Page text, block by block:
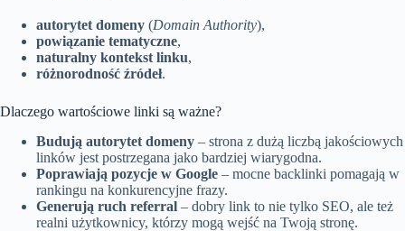
autorytet domeny (Domain Authority),
powiązanie tematyczne,
naturalny kontekst linku,
różnorodność źródeł.
Dlaczego wartościowe linki są ważne?
Budują autorytet domeny – strona z dużą liczbą jakościowych
linków jest postrzegana jako bardziej wiarygodna.
Poprawiają pozycje w Google – mocne backlinki pomagają w
rankingu na konkurencyjne frazy.
Generują ruch referral – dobry link to nie tylko SEO, ale też
realni użytkownicy, którzy mogą wejść na Twoją stronę.